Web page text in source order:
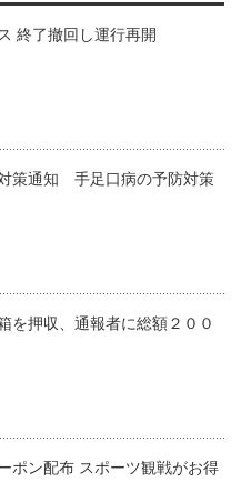
終了撤回し運行再開
策通知 手足口病の予防対策
を押収、通報者に総額２００
ポン配布 スポーツ観戦がお得